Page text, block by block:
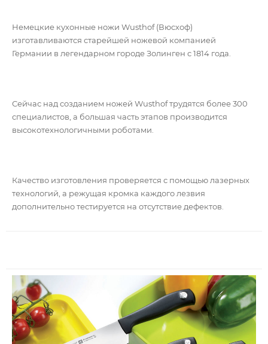
Немецкие кухонные ножи Wusthof (Вюсхоф)
изготавливаются старейшей ножевой компанией
Германии в легендарном городе Золинген с 1814 года.
Сейчас над созданием ножей Wusthof трудятся более 300
специалистов, а большая часть этапов производится
высокотехнологичными роботами.
Качество изготовления проверяется с помощью лазерных
технологий, а режущая кромка каждого лезвия
дополнительно тестируется на отсутствие дефектов.